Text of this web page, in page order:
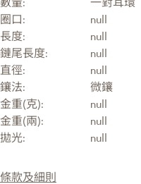
圈口:
null
長度:
null
鏈尾長度:
null
直徑:
null
鑲法:
微鑲
金重(克):
null
金重(兩):
null
拋光:
null
條款及細則